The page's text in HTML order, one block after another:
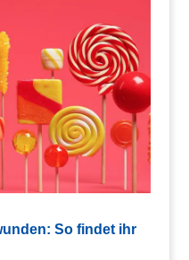
So findet ihr